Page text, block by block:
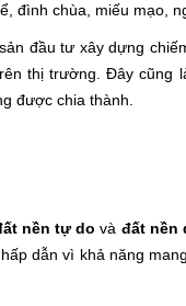
đình chùa, miếu mạo,
đầu tư xây dựng
thị trường. Đây cũng
được chia thành.
nền tự do và đất nền
dẫn vì khả năng